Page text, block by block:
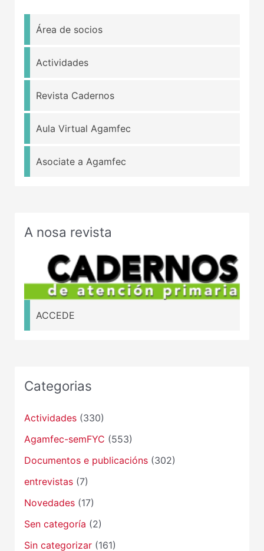
Área de socios
Actividades
Revista Cadernos
Aula Virtual Agamfec
Asociate a Agamfec
A nosa revista
ACCEDE
Categorias
Actividades(330)
Agamfec-semFYC (553)
Documentos e publicacións(302)
entrevistas(7)
Novedades(17)
Sen categoría (2)
Sin categorizar(161)